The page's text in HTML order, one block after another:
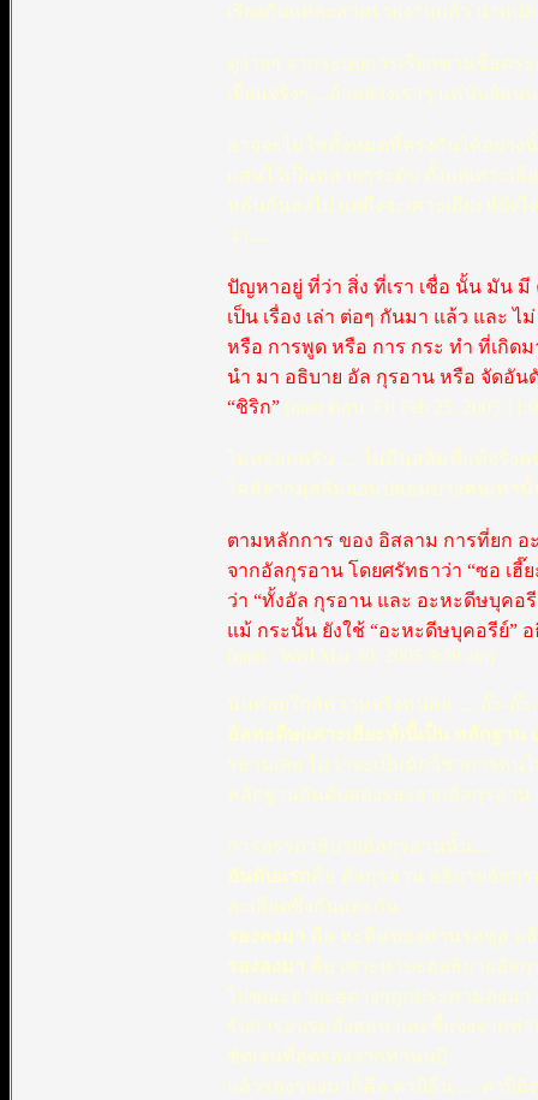
เรียงกันแต่ละสายรายงานแล้ว น่าแป
ดูง่ายๆ จากระบบการเรียกขานชื่อตร
เยี่ยมจริงๆ....ถ้าอย่างเราๆ แค่นับย้
อาจจะไม่ใช่ทั้งหมดที่ตรงกันได้อย่าง
แสนไว้เป็นหลายๆระดับ ตั้งแต่เศาะ
หลั่นกันลงไป แต่ถึงจะเศาะเฮียะห์ยั
ว่า....
ปัญหาอยู่ ที่ว่า สิ่ง ที่เรา เชื่อ นั้น มัน
เป็น เรื่อง เล่า ต่อๆ กันมา แล้ว และ ไ
หรือ การพูด หรือ การ กระ ทำ ที่เกิด
นำ มา อธิบาย อัล กุรอาน หรือ จัดอัน
“ชิริก” (matt ตอบ: Fri Feb 25, 2005
ไม่หรอกครับ .... ไม่มีมุสลิมที่แท้จริง
ไคล้จากมุสลิมจอมปลอมบางคนเท่า
ตามหลักการ ของ อิสลาม การที่ยก อ
จากอัลกุรอาน โดยศรัทธาว่า “ซอ เฮี๊
ว่า “ทั้งอัล กุรอาน และ อะหะดีษบุคอ
แม้ กระนั้น ยังใช้ “อะหะดีษบุคอรีย์”
(matt : Wed Mar 30, 2005 9:39 am)
นั่นค่อยใกล้ความจริงหน่อย .... อ๊ะ-อ๊
อัลหะดีษ(เศาะเฮียะห์)นี้เป็น หลักฐา
รอานเลย ไม่ว่าจะเป็นนักวิชาการคน
หลักฐานอันดับสองรองจากอัลกุรอาน
การอรรถาธิบายอัลกุรอานนั้น....
อันดับแรกคือ อัลกุรอาน อธิบายอัลกุร
ละเอียดซึ่งกันและกัน
รองลงมา คือ หะดีษของท่านรอซูล อ
รองลงมา คือ เศาะหาบะฮฺอธิบายอัล
ไปขณะอายะฮฺต่างๆถูกประทานลงมา
รับการอบรมสั่งสอน และชี้แจงจากท่
ชัดเจนที่สุดรองจากท่านนบี
แล้วรองๆลงมาก็คือ ตาบิอีน .... ตาบิอิ